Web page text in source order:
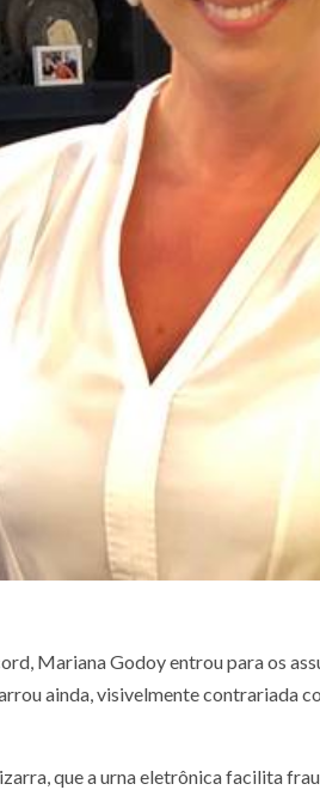
Mariana Godoy entrou para os
ainda, visivelmente contrariada
que a urna eletrônica facilita